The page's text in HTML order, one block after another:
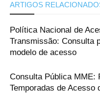
ARTIGOS
Política Nacional de
Transmissão: Consulta
modelo de acesso
Consulta Pública MME:
Temporadas de Acesso